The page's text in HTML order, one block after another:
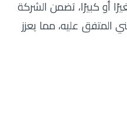
أو كبيرًا، تضمن الشركة
المتفق عليه، مما يعزز